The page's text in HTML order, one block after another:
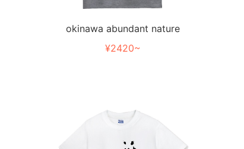
okinawa abundant nature
¥2420~